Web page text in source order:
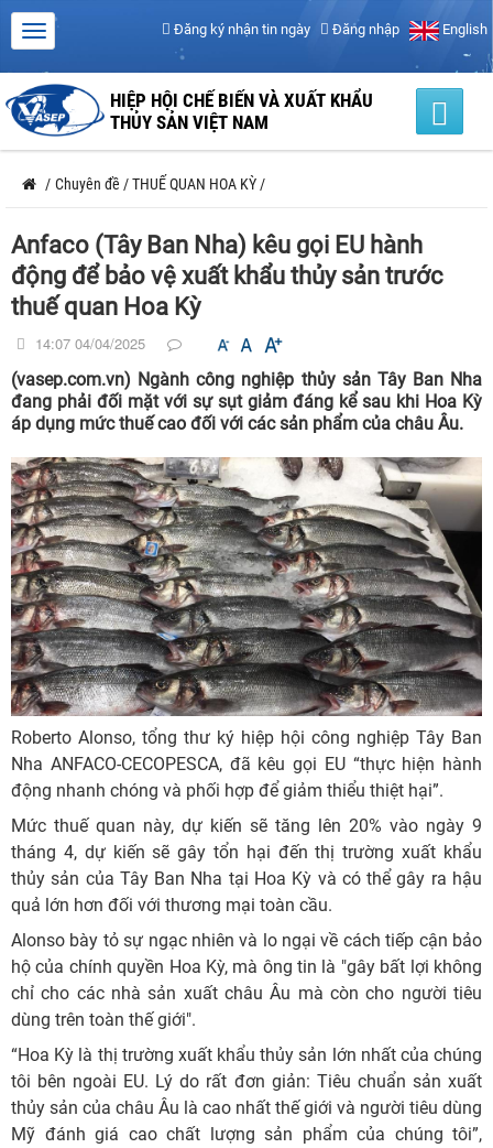
Đăng ký nhận tin ngày Đăng nhập English
HIỆP HỘI CHẾ BIẾN VÀ XUẤT KHẨU
THỦY SẢN VIỆT NAM
/ Chuyên đề /THUẾ QUAN HOA KỲ /
Anfaco (Tây Ban Nha) kêu gọi EU hành
động để bảo vệ xuất khẩu thủy sản trước
thuế quan Hoa Kỳ
14:07 04/04/2025
(vasep.com.vn) Ngành công nghiệp thủy sản Tây Ban Nha
đang phải đối mặt với sự sụt giảm đáng kể sau khi Hoa Kỳ
áp dụng mức thuế cao đối với các sản phẩm của châu Âu.
Roberto Alonso, tổng thư ký hiệp hội công nghiệp Tây Ban
Nha ANFACO-CECOPESCA, đã kêu gọi EU “thực hiện hành
động nhanh chóng và phối hợp để giảm thiểu thiệt hại”.
Mức thuế quan này, dự kiến ​​sẽ tăng lên 20% vào ngày 9
tháng 4, dự kiến ​​sẽ gây tổn hại đến thị trường xuất khẩu
thủy sản của Tây Ban Nha tại Hoa Kỳ và có thể gây ra hậu
quả lớn hơn đối với thương mại toàn cầu.
Alonso bày tỏ sự ngạc nhiên và lo ngại về cách tiếp cận bảo
hộ của chính quyền Hoa Kỳ, mà ông tin là "gây bất lợi không
chỉ cho các nhà sản xuất châu Âu mà còn cho người tiêu
dùng trên toàn thế giới".
“Hoa Kỳ là thị trường xuất khẩu thủy sản lớn nhất của chúng
tôi bên ngoài EU. Lý do rất đơn giản: Tiêu chuẩn sản xuất
thủy sản của châu Âu là cao nhất thế giới và người tiêu dùng
Mỹ đánh giá cao chất lượng sản phẩm của chúng tôi”,